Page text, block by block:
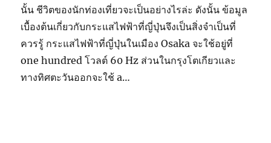
นั้น ชีวิตของนักท่องเที่ยวจะเป็นอย่างไรล่ะ ดังนั้น ข้อมูล
เบื้องต้นเกี่ยวกับกระแสไฟฟ้าที่ญี่ปุ่นจึงเป็นสิ่งจำเป็นที่
ควรรู้ กระแสไฟฟ้าที่ญี่ปุ่นในเมือง Osaka จะใช้อยู่ที่
one hundred โวลต์ 60 Hz ส่วนในกรุงโตเกียวและ
ทางทิศตะวันออกจะใช้ a…